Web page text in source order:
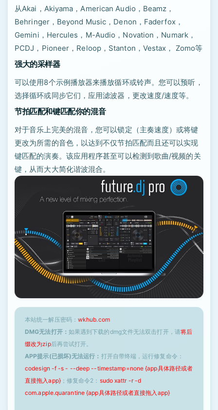
从Akai，Akiyama，American Audio，Beamz，
Behringer，Beyond Music，Denon，Faderfox，
Gemini，Hercules，M-Audio，Novation，Numark，
PCDJ，Pioneer，Reloop，Stanton，Vestax， Zomo等
强大的采样器
可以使用8个示例播放器来播放循环或铃声。您可以预听，
选择循环或同步它们，应用滤波器，更改速度/速度等。
节拍匹配和键匹配你的混音
对于音乐上完美的混音，您可以锁定（主奏速度）或将键
更改为所需的音色，以达到不仅节拍匹配而且还可以实现
键匹配的演奏。该应用程序甚至可以检测到歌曲/视频的关
键，从而大大简化谐波混合。
本站统一解压密码： wkhub.com
DMG无法打开： 如果遇到下载的dmg文件无法双击打开，请将后
缀改为zip后再尝试打开。
APP提示(已损坏)无法运行： 打开自带终端，运行修复命令：
codesign -f -s - --deep --timestamp=none {app具体路径或者
直接拖入app}；修复命令2： sudo xattr -r -d
com.apple.quarantine {app具体路径或者直接拖入app}